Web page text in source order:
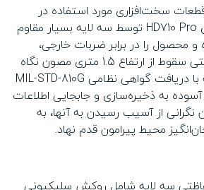
سخت‌افزاری مورد استفاده در
ساختار داخلی درایوهای HD710 Pro توسط سه لایه بسیار مقاوم
را در برابر ضربات خارجی،
لرزش‌های احتمالی و حتی سقوط از ارتفاع 1.5 متری مصون نگاه
می‌دارند. به گونه‌ای که با دریافت گواهی نظامی MIL-STD-810G
آسوده به ذخیره‌‌سازی و جابجایی اطلاعات
از آسیب رسیدن به آنها، به
محیط پیرامون قدم نهاد.
سه لایه شامل روکش سلیکیونی